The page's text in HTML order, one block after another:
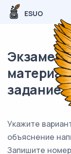
ESUO
задание
Укажите
объяснение
Запишите